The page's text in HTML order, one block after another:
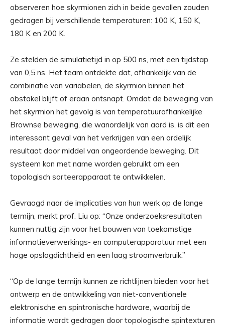
observeren hoe skyrmionen zich in beide gevallen zouden
gedragen bij verschillende temperaturen: 100 K, 150 K,
180 K en 200 K.
Ze stelden de simulatietijd in op 500 ns, met een tijdstap
van 0,5 ns. Het team ontdekte dat, afhankelijk van de
combinatie van variabelen, de skyrmion binnen het
obstakel blijft of eraan ontsnapt. Omdat de beweging van
het skyrmion het gevolg is van temperatuurafhankelijke
Brownse beweging, die wanordelijk van aard is, is dit een
interessant geval van het verkrijgen van een ordelijk
resultaat door middel van ongeordende beweging. Dit
systeem kan met name worden gebruikt om een ​​
topologisch sorteerapparaat te ontwikkelen.
Gevraagd naar de implicaties van hun werk op de lange
termijn, merkt prof. Liu op: “Onze onderzoeksresultaten
kunnen nuttig zijn voor het bouwen van toekomstige
informatieverwerkings- en computerapparatuur met een
hoge opslagdichtheid en een laag stroomverbruik.”
“Op de lange termijn kunnen ze richtlijnen bieden voor het
ontwerp en de ontwikkeling van niet-conventionele
elektronische en spintronische hardware, waarbij de
informatie wordt gedragen door topologische spintexturen